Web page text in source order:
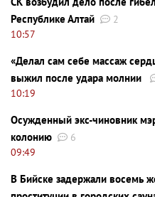
Республике Алтай
2
10:57
«Делал сам себе массаж
выжил после удара молнии
10:19
Осужденный экс-чиновник
колонию
6
09:49
В Бийске задержали восемь